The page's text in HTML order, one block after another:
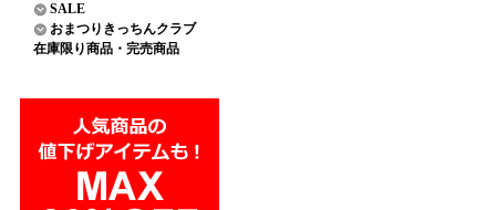
SALE
おまつりきっちんクラブ
在庫限り商品・完売商品